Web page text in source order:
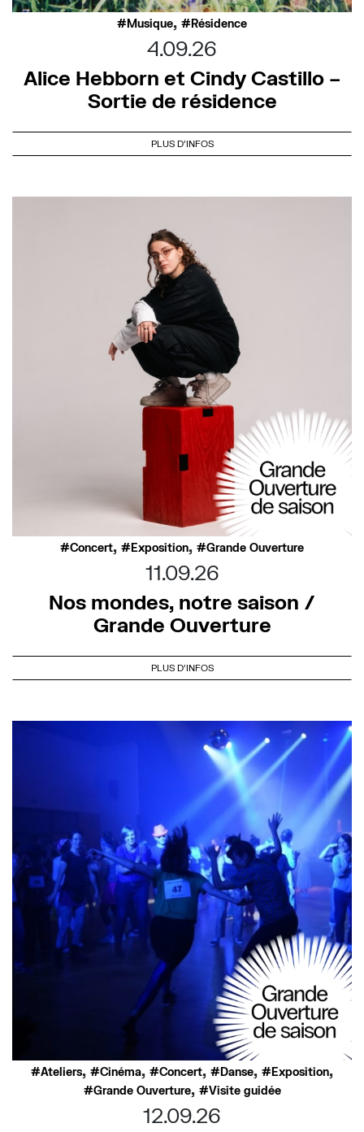
Musique, Résidence
4.09.26
Alice Hebborn et Cindy Castillo –
Sortie de résidence
PLUS D'INFOS
Concert, Exposition, Grande Ouverture
11.09.26
Nos mondes, notre saison /
Grande Ouverture
PLUS D'INFOS
Ateliers, Cinéma, Concert, Danse, Exposition,
Grande Ouverture, Visite guidée
12.09.26